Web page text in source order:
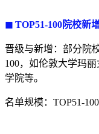
◼ TOP51-100院校新
晋级与新增：部分院
100，如伦敦大学玛
学院等。
名单规模：TOP51-